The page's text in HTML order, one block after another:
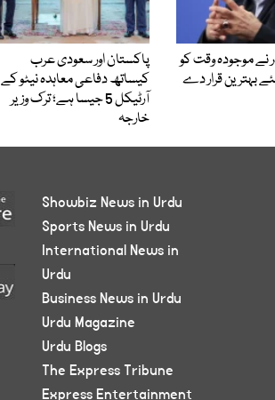
نے موجودہ وقت کو
بہترین قرار دے
پاکستان اور سعودی عرب
کیساتھ دفاعی معاہدہ نیٹو کے
آرٹیکل 5 جیسا ہے؛ ترک وزیر
خارجہ
Showbiz News in Urdu
Sports News in Urdu
International News in
Urdu
Business News in Urdu
Urdu Magazine
Urdu Blogs
The Express Tribune
Express Entertainment